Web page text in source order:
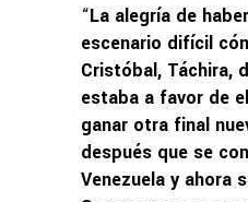
“La alegría de
escenario difícil
Cristóbal, Táchira,
estaba a favor de
ganar otra final
después que se
Venezuela y ahora